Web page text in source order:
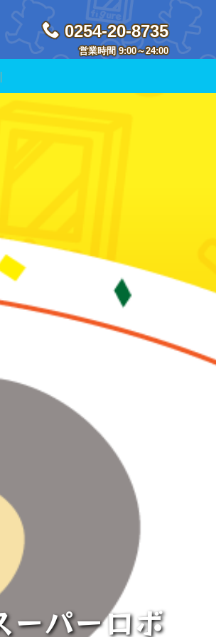
0254-20-8735
営業時間 9:00～24:00
パーロボ